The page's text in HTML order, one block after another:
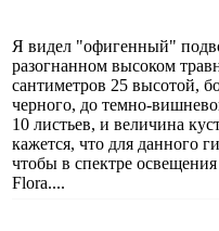
Я видел "офигенный"
разогнанном высоком
сантиметров 25 высотой,
черного, до темно-
10 листьев, и величина
кажется, что для данного
чтобы в спектре
Flora....